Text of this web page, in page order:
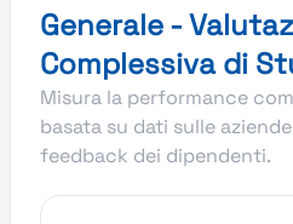
Generale -
Complessiva di
Misura la performance
basata su dati sulle
feedback dei dipendenti.